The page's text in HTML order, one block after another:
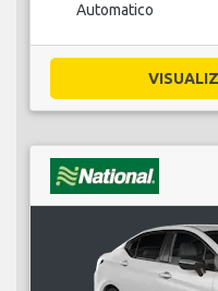
Automatico